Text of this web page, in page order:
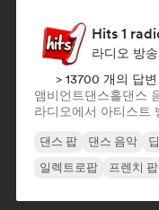
Hits 1
라디오 방
> 13700 개의 답
앰비언트댄스홀댄스
라디오에서 아티스트
댄스 팝 댄스 음악
일렉트로팝
프렌치 팝